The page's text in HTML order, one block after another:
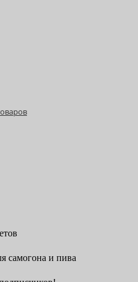
самогона и пива